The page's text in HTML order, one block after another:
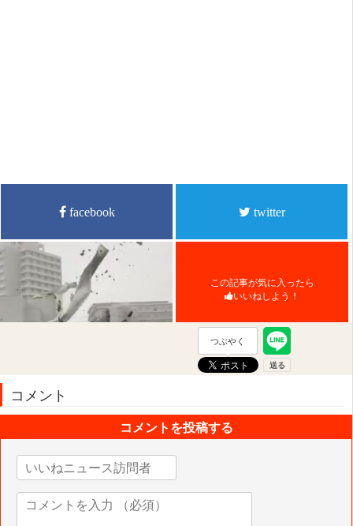
facebook twitter
この記事が気に入ったら
いいねしよう！
つぶやく
コメント
コメントを投稿する